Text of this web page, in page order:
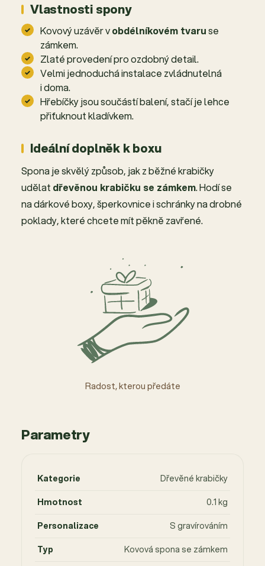
Vlastnosti spony
Kovový uzávěr vobdélníkovém tvaruse
zámkem.
Zlaté provedení pro ozdobný detail.
Velmi jednoduchá instalace zvládnutelná
i doma.
Hřebíčky jsou součástí balení, stačí je lehce
přiťuknout kladívkem.
Ideální doplněk k boxu
Spona je skvělý způsob, jak z běžné krabičky
udělat dřevěnou krabičku se zámkem. Hodí se
na dárkové boxy, šperkovnice i schránky na drobné
poklady, které chcete mít pěkně zavřené.
Radost, kterou předáte
Parametry
Kategorie
Dřevěné krabičky
Hmotnost
0.1 kg
Personalizace
S gravírováním
Typ
Kovová spona se zámkem